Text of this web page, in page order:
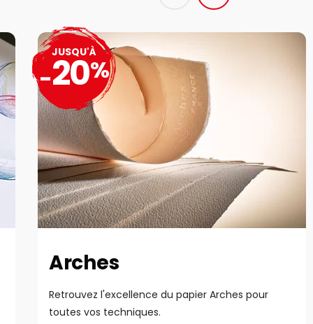
Arches
Retrouvez l'excellence du papier Arches pour
toutes vos techniques.
JUSQU'À
-20%